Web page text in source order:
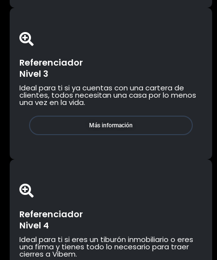
Referenciador
Nivel 3
Ideal para ti si ya cuentas con una cartera de
clientes, todos necesitan una casa por lo menos
una vez en la vida.
Más información
Referenciador
Nivel 4
Ideal para ti si eres un tiburón inmobiliario o eres
una firma y tienes todo lo necesario para traer
cierres a Vibem.